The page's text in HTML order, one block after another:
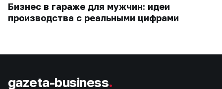
Бизнес в гараже для мужчин: идеи
производства с реальными цифрами
gazeta-business.